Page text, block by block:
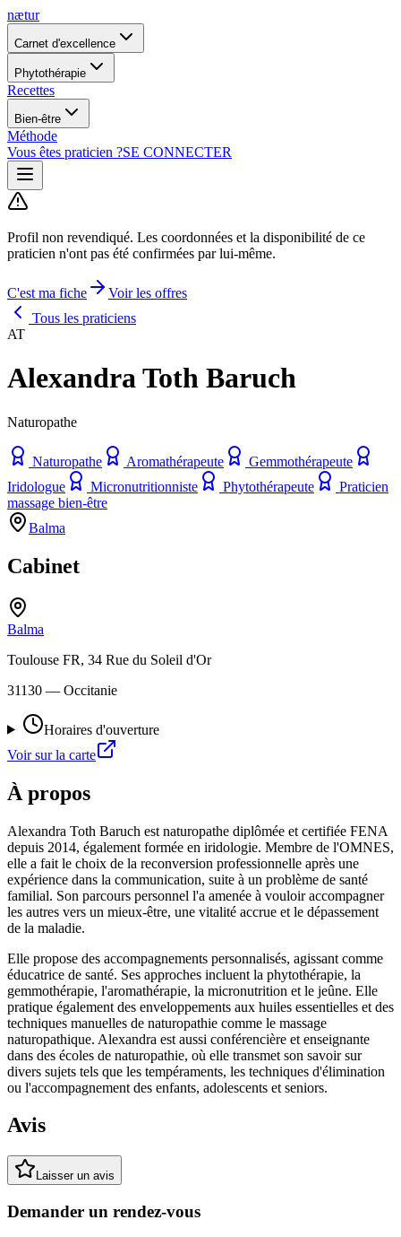
nætur
Carnet d'excellence
Phytothérapie
Recettes
Bien-être
Méthode
Vous êtes praticien ?SE CONNECTER
Profil non revendiqué. Les coordonnées et la disponibilité de ce
praticien n'ont pas été confirmées par lui-même.
C'est ma fiche
Voir les offres
Tous les praticiens
AT
Alexandra Toth Baruch
Naturopathe
Naturopathe Aromathérapeute
Gemmothérapeute
Iridologue
Micronutritionniste Phytothérapeute
Praticien
massage bien-être
Balma
Cabinet
Balma
Toulouse FR, 34 Rue du Soleil d'Or
31130 — Occitanie
Horaires d'ouverture
Voir sur la carte
À propos
Alexandra Toth Baruch est naturopathe diplômée et certifiée FENA
depuis 2014, également formée en iridologie. Membre de l'OMNES,
elle a fait le choix de la reconversion professionnelle après une
expérience dans la communication, suite à un problème de santé
familial. Son parcours personnel l'a amenée à vouloir accompagner
les autres vers un mieux-être, une vitalité accrue et le dépassement
de la maladie.
Elle propose des accompagnements personnalisés, agissant comme
éducatrice de santé. Ses approches incluent la phytothérapie, la
gemmothérapie, l'aromathérapie, la micronutrition et le jeûne. Elle
pratique également des enveloppements aux huiles essentielles et des
techniques manuelles de naturopathie comme le massage
naturopathique. Alexandra est aussi conférencière et enseignante
dans des écoles de naturopathie, où elle transmet son savoir sur
divers sujets tels que les tempéraments, les techniques d'élimination
ou l'accompagnement des enfants, adolescents et seniors.
Avis
Laisser un avis
Demander un rendez-vous